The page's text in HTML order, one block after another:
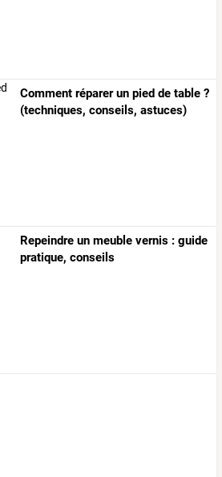
Comment réparer un pied de table ?
(techniques, conseils, astuces)
Repeindre un meuble vernis : guide
pratique, conseils